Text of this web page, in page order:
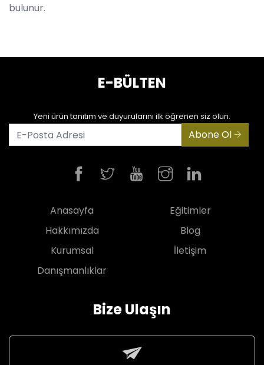
bulunur.
E-BÜLTEN
Yeni ürün tanıtım ve duyurularını ilk öğrenen siz olun.
Abone Ol
Anasayfa
Hakkımızda
Kurumsal
Danışmanlıklar
Eğitimler
Blog
İletişim
Bize Ulaşın